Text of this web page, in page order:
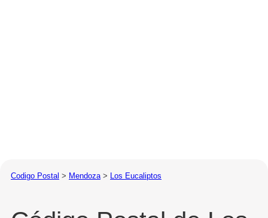
Codigo Postal > Mendoza > Los Eucaliptos